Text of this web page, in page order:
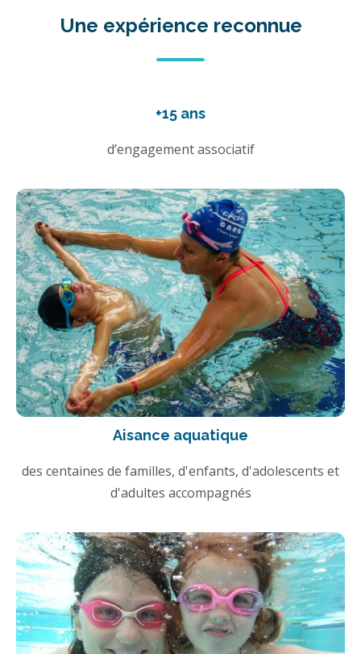
Une expérience reconnue
+15 ans
d’engagement associatif
Aisance aquatique
des centaines de familles, d'enfants, d'adolescents et
d'adultes accompagnés